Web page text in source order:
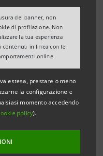
del banner, non
di profilazione. Non
la tua esperienza
in linea con le
online.
estesa, prestare o meno
la configurazione e
momento accedendo
policy).
2017 PDF
alle ore 15:43:41